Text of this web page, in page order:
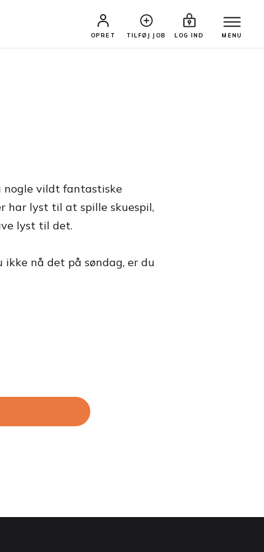
OPRET TILFØJ JOB LOG IND MENU
nogle vildt fantastiske
har lyst til at spille skuespil,
lyst til det.
nå det på søndag, er du